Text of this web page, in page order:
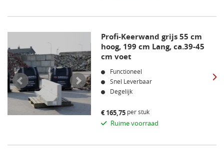
Profi-Keerwand grijs 55 cm
hoog, 199 cm Lang, ca.39-45
cm voet
Functioneel
Snel Leverbaar
Degelijk
€ 165,75 per stuk
Ruime voorraad